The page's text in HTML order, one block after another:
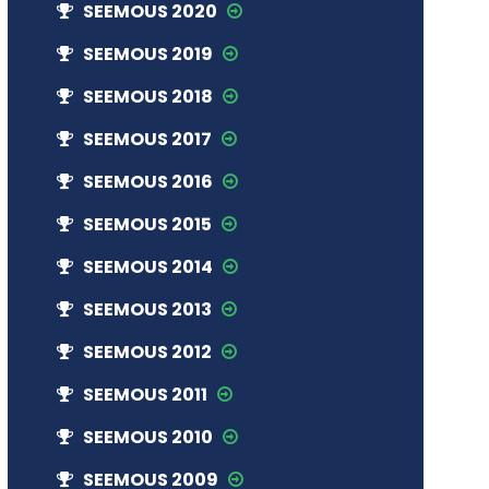
SEEMOUS 2020
SEEMOUS 2019
SEEMOUS 2018
SEEMOUS 2017
SEEMOUS 2016
SEEMOUS 2015
SEEMOUS 2014
SEEMOUS 2013
SEEMOUS 2012
SEEMOUS 2011
SEEMOUS 2010
SEEMOUS 2009